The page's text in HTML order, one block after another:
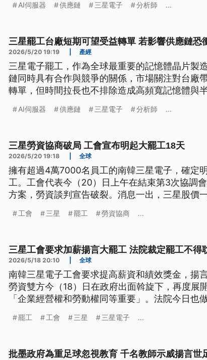
AI伺服器 供應鏈 三星電子 分析師 ...
三星罷工台廠短期可望受益轉單 若影響供應鏈恐
2026/5/20 19:19 產經
三星電子罷工，作為全球最重要的記憶體晶片製
鏈同時具有合作與競爭的關係，市場關注對台廠
轉單，但時間拉長也不排除造成高頻寬記憶體與
AI伺服器 供應鏈 三星電子 分析師 ...
三星勞資協商破局 工會宣布明起大罷工18天
2026/5/20 19:18 全球
擁有超過4萬7000名員工的南韓三星電子，確定
工。工會代表今（20）日上午在結束第3次協調
方案，勞資談判宣告破裂。消息一出，三星股價
止罷工危機，勞動部長則是緊急宣布，要親自擔任
工會 三星 罷工 勞資協商 ...
三星工會要求加薪揚言大罷工 法院裁定罷工不得
2026/5/18 20:10 全球
南韓三星電子工會要求提高薪資和績效獎金，揚
勞資雙方今（18）日在政府出面斡旋下，再度展
「企業經營權和勞動權同等重要」。法院今日也
罷工 工會 三星 三星電子 ...
批墨政府為重足球忽視教育 千名教師示威揚言世